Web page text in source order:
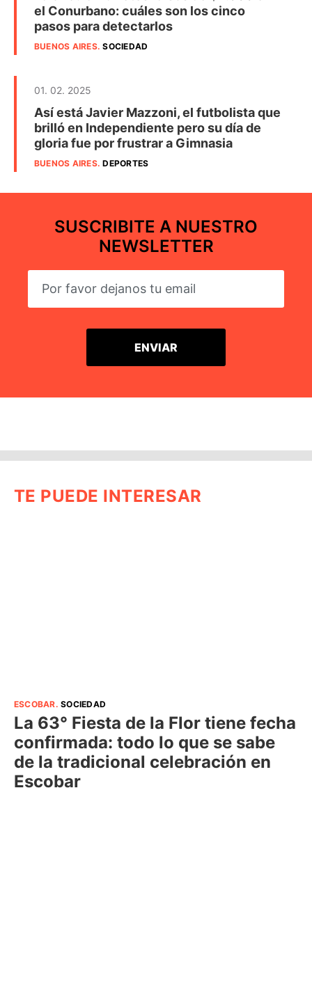
el Conurbano: cuáles son los cinco
pasos para detectarlos
BUENOS AIRES.SOCIEDAD
01. 02. 2025
Así está Javier Mazzoni, el futbolista que
brilló en Independiente pero su día de
gloria fue por frustrar a Gimnasia
BUENOS AIRES.DEPORTES
SUSCRIBITE A NUESTRO
NEWSLETTER
TE PUEDE INTERESAR
ESCOBAR.SOCIEDAD
La 63° Fiesta de la Flor tiene fecha
confirmada: todo lo que se sabe
de la tradicional celebración en
Escobar